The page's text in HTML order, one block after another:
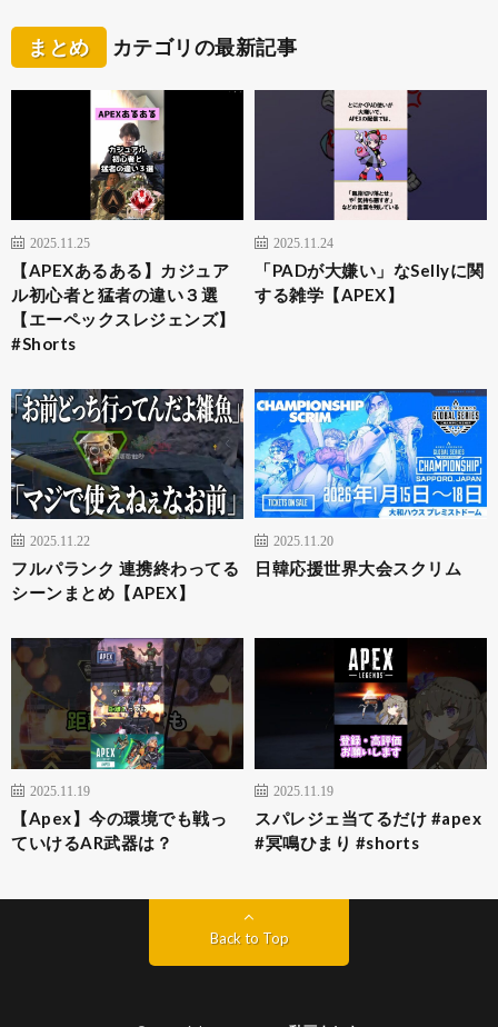
まとめ カテゴリの最新記事
2025.11.25
【APEXあるある】カジュア
ル初心者と猛者の違い３選
【エーペックスレジェンズ】
#Shorts
2025.11.24
「PADが大嫌い」なSellyに関
する雑学【APEX】
2025.11.22
フルパランク 連携終わってる
シーンまとめ【APEX】
2025.11.20
日韓応援世界大会スクリム
2025.11.19
【Apex】今の環境でも戦っ
ていけるAR武器は？
2025.11.19
スパレジェ当てるだけ #apex
#冥鳴ひまり #shorts
Back to Top